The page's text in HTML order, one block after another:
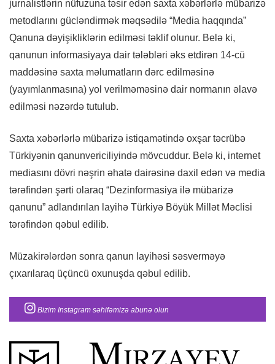
jurnalistlərin nüfuzuna təsir edən saxta xəbərlərlə mübarizə
metodlarını gücləndirmək məqsədilə “Media haqqında”
Qanuna dəyişikliklərin edilməsi təklif olunur. Belə ki,
qanunun informasiyaya dair tələbləri əks etdirən 14-cü
maddəsinə saxta məlumatların dərc edilməsinə
(yayımlanmasına) yol verilməməsinə dair normanın əlavə
edilməsi nəzərdə tutulub.
Saxta xəbərlərlə mübarizə istiqamətində oxşar təcrübə
Türkiyənin qanunvericiliyində mövcuddur. Belə ki, internet
mediasını dövri nəşrin əhatə dairəsinə daxil edən və media
tərəfindən şərti olaraq “Dezinformasiya ilə mübarizə
qanunu” adlandırılan layihə Türkiyə Böyük Millət Məclisi
tərəfindən qəbul edilib.
Müzakirələrdən sonra qanun layihəsi səsverməyə
çıxarılaraq üçüncü oxunuşda qəbul edilib.
Bizim Instagram səhifəmizə abunə olun